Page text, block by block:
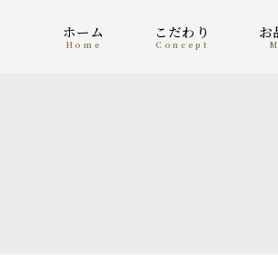
ホーム
home
こだわり
concept